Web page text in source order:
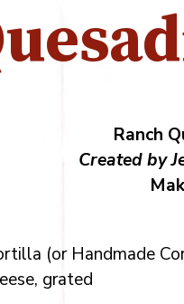
Ranch
Created by
(or Handmade
grated